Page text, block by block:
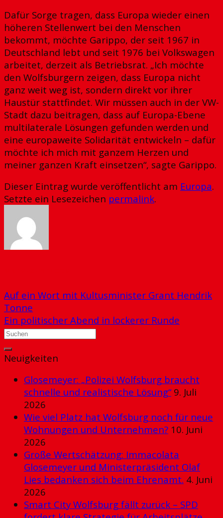
Dafür Sorge tragen, dass Europa wieder einen
höheren Stellenwert bei den Menschen
bekommt, möchte Garippo, der seit 1967 in
Deutschland lebt und seit 1976 bei Volkswagen
arbeitet, derzeit als Betriebsrat. „Ich möchte
den Wolfsburgern zeigen, dass Europa nicht
ganz weit weg ist, sondern direkt vor ihrer
Haustür stattfindet. Wir müssen auch in der VW-
Stadt dazu beitragen, dass auf Europa-Ebene
multilaterale Lösungen gefunden werden und
eine europaweite Solidarität entwickeln – dafür
möchte ich mich mit ganzem Herzen und
meiner ganzen Kraft einsetzen“, sagte Garippo.
Dieser Eintrag wurde veröffentlicht am Europa.
Setzte ein Lesezeichen permalink.
Auf ein Wort mit Kultusminister Grant Hendrik
Tonne
Ein politischer Abend in lockerer Runde
Neuigkeiten
Glosemeyer: „Polizei Wolfsburg braucht
schnelle und realistische Lösung“ 9. Juli
2026
Wie viel Platz hat Wolfsburg noch für neue
Wohnungen und Unternehmen? 10. Juni
2026
Große Wertschätzung: Immacolata
Glosemeyer und Ministerpräsident Olaf
Lies bedanken sich beim Ehrenamt. 4. Juni
2026
Smart City Wolfsburg fällt zurück – SPD